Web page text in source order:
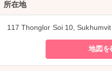
所在地
117 Thonglor Soi 10,
地図を